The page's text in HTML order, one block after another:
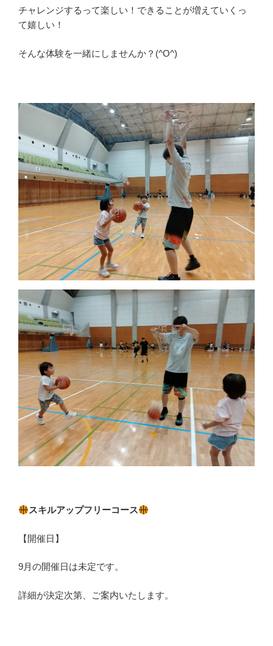
チャレンジするって楽しい！できることが増えていくっ
て嬉しい！
そんな体験を一緒にしませんか？(^O^)
スキルアップフリーコース
【開催日】
9月の開催日は未定です。
詳細が決定次第、ご案内いたします。